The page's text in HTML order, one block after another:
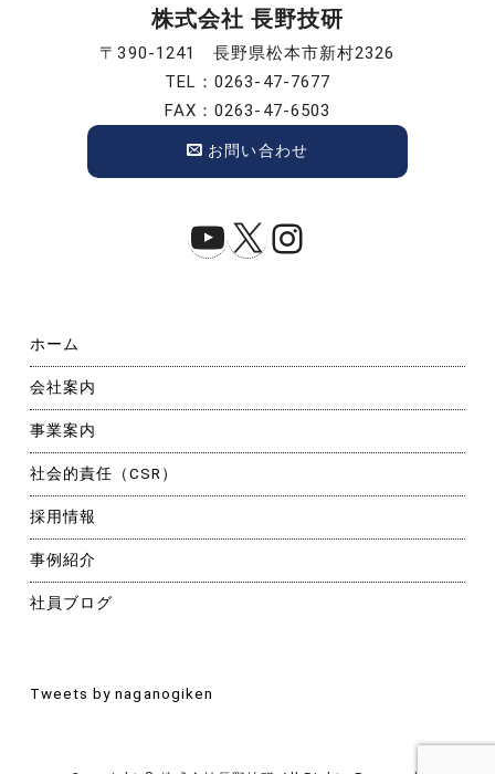
株式会社 長野技研
〒390-1241 長野県松本市新村2326
TEL：0263-47-7677
FAX：0263-47-6503
お問い合わせ
YouTube
X Instagram
ホーム
会社案内
事業案内
社会的責任（CSR）
採用情報
事例紹介
社員ブログ
Tweets by naganogiken